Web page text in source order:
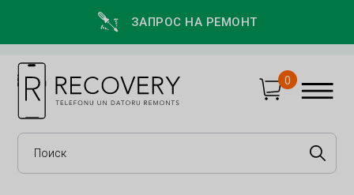
ЗАПРОС НА РЕМОНТ
0